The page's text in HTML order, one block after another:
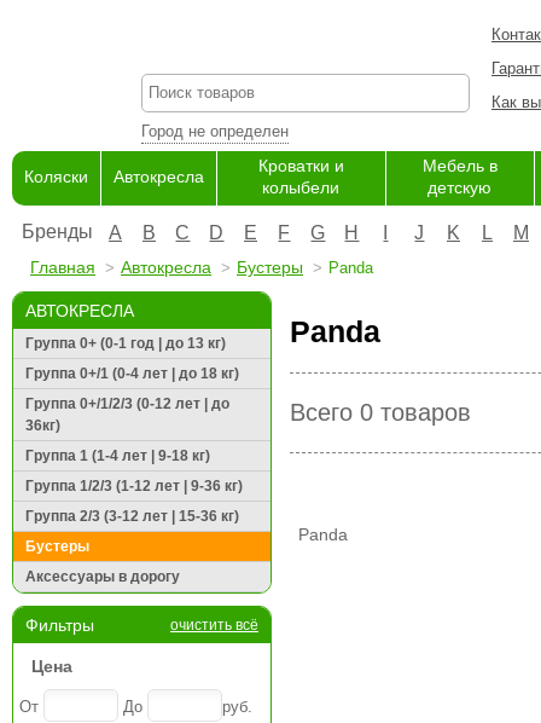
Город не определен
Как
Коляски Автокресла
Кроватки и
колыбели
Мебель в
детскую
Бренды A B C D E F G H J K L M
Главная Автокресла Бустеры Panda
АВТОКРЕСЛА
Группа 0+ (0-1 год | до 13 кг)
Группа 0+/1 (0-4 лет | до 18 кг)
Группа 0+/1/2/3 (0-12 лет | до
36кг)
Группа 1 (1-4 лет | 9-18 кг)
Группа 1/2/3 (1-12 лет | 9-36 кг)
Группа 2/3 (3-12 лет | 15-36 кг)
Бустеры
Аксессуары в дорогу
Фильтры очистить всё
Цена
От До руб.
Panda
Всего 0 товаров
Panda